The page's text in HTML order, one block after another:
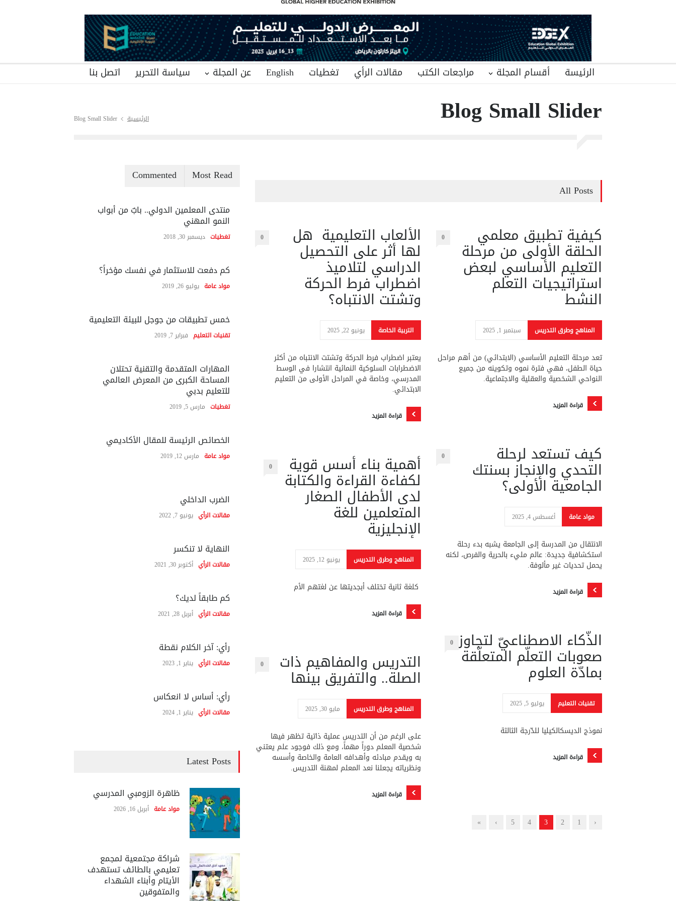
الرئيسة أقسام المجلة مراجعات الكتب مقالات الرأي تغطيات English عن المجلة سياسة التحرير اتصل بنا
Blog Small Slider الرئيسية Blog Small Slider
All Posts
كيفية تطبيق معلمي
الحلقة الأولى من مرحلة
التعليم الأساسي لبعض
استراتيجيات التعلم
النشط
0
المناهج وطرق التدريس سبتمبر 1, 2025
تعد مرحلة التعليم الأساسي (الابتدائي) من أهم مراحل
حياة الطفل، فهي فترة نموه وتكوينه من جميع
النواحي الشخصية والعقلية والاجتماعية.
قراءة المزيد
كيف تستعد لرحلة
التحدي والإنجاز بسنتك
الجامعية الأولى؟
0
مواد عامة أغسطس 4, 2025
الانتقال من المدرسة إلى الجامعة يشبه بدء رحلة
استكشافية جديدة: عالم مليء بالحرية والفرص، لكنه
يحمل تحديات غير مألوفة.
قراءة المزيد
الذّكاء الاصطناعيّ لتجاوز
صعوبات التعلّم المتعلّقة
بمادّة العلوم
0
تقنيات التعليم يوليو 5, 2025
نموذج الديسكالكيليا للدّرجة الثالثة
قراءة المزيد
الألعاب التعليمية هل
لها أثر على التحصيل
الدراسي لتلاميذ
اضطراب فرط الحركة
وتشتت الانتباه؟
0
التربية الخاصة يونيو 22, 2025
يعتبر اضطراب فرط الحركة وتشتت الانتباه من أكثر
الاضطرابات السلوكية النمائية انتشارا في الوسط
المدرسي، وخاصة في المراحل الأولى من التعليم
الابتدائي.
قراءة المزيد
أهمية بناء أسس قوية
لكفاءة القراءة والكتابة
لدى الأطفال الصغار
المتعلمين للغة
الإنجليزية
0
المناهج وطرق التدريس يونيو 12, 2025
كلغة ثانية تختلف أبجديتها عن لغتهم الأم
قراءة المزيد
التدريس والمفاهيم ذات
الصلة.. والتفريق بينها
0
المناهج وطرق التدريس مايو 30, 2025
على الرغم من أن التدريس عملية ذاتية تظهر فيها
شخصية المعلم دوراً مهماً، ومع ذلك فوجود علم يعتني
به ويقدم مبادئه وأهدافه العامة والخاصة وأسسه
ونظرياته يجعلنا نعد المعلم لمهنة التدريس.
قراءة المزيد
‹
1
2
3
4
5
›
»
Most Read
Commented
منتدى المعلمين الدولي.. بابٌ من أبواب
النمو المهني
تغطيات ديسمبر 30, 2018
كم دفعت للاستثمار في نفسك مؤخراً؟
مواد عامة يوليو 26, 2019
خمس تطبيقات من جوجل للبيئة التعليمية
تقنيات التعليم فبراير 7, 2019
المهارات المتقدمة والتقنية تحتلان
المساحة الكبرى من المعرض العالمي
للتعليم بدبي
تغطيات مارس 5, 2019
الخصائص الرئيسة للمقال الأكاديمي
مواد عامة مارس 12, 2019
الضرب الداخلي
مقالات الرأي يونيو 7, 2022
النهاية لا تنكسر
مقالات الرأي أكتوبر 30, 2021
كم طابقاً لديك؟
مقالات الرأي أبريل 28, 2021
رأي: آخر الكلام نقطة
مقالات الرأي يناير 1, 2023
رأي: أساس لا انعكاس
مقالات الرأي يناير 1, 2024
Latest Posts
ظاهرة الزومبي المدرسي
مواد عامة أبريل 16, 2026
شراكة مجتمعية لمجمع
تعليمي بالطائف تستهدف
الأيتام وأبناء الشهداء
والمتفوقين